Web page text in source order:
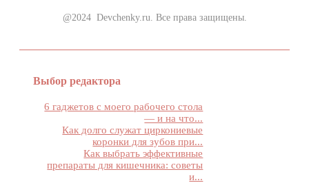
@2024 Devchenky.ru. Все права защищены.
Выбор редактора
6 гаджетов с моего рабочего стола
— и на что...
Как долго служат циркониевые
коронки для зубов при...
Как выбрать эффективные
препараты для кишечника: советы
и...